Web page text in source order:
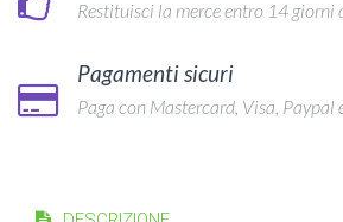
Restituisci la merce entro 14 giorni
Pagamenti sicuri
Paga con Mastercard, Visa, Paypal